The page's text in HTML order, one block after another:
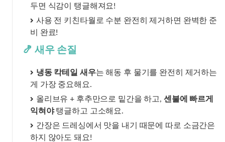
두면 식감이 탱글해져요!
사용 전 키친타월로 수분 완전히 제거하면 완벽한 준
비 완료!
🍤 새우 손질
냉동 칵테일 새우는 해동 후 물기를 완전히 제거하는
게 가장 중요해요.
올리브유 + 후추만으로 밑간을 하고, 센불에 빠르게
익혀야탱글하고 고소해요.
간장은 드레싱에서 맛을 내기 때문에 따로 소금간은
하지 않아도 돼요!